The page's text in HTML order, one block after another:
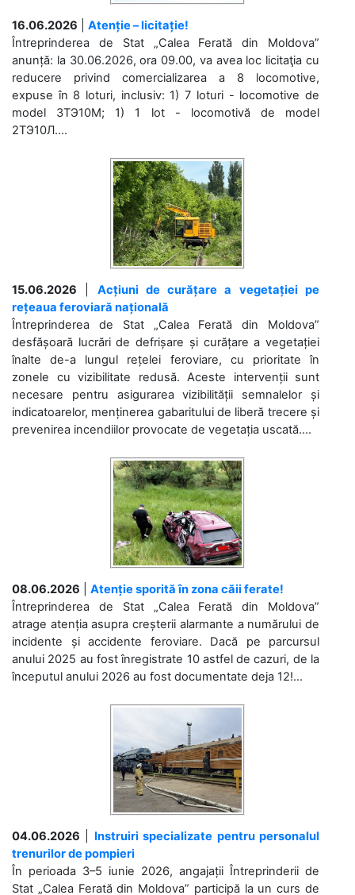
16.06.2026
Atenție – licitație!
Întreprinderea de Stat „Calea Ferată din Moldova”
anunță: la 30.06.2026, ora 09.00, va avea loc licitaţia cu
reducere privind comercializarea a 8 locomotive,
expuse în 8 loturi, inclusiv: 1) 7 loturi - locomotive de
model 3ТЭ10М; 1) 1 lot - locomotivă de model
2ТЭ10Л....
15.06.2026
Acțiuni de curățare a vegetației pe
rețeaua feroviară națională
Întreprinderea de Stat „Calea Ferată din Moldova”
desfășoară lucrări de defrișare și curățare a vegetației
înalte de-a lungul rețelei feroviare, cu prioritate în
zonele cu vizibilitate redusă. Aceste intervenții sunt
necesare pentru asigurarea vizibilității semnalelor și
indicatoarelor, menținerea gabaritului de liberă trecere și
prevenirea incendiilor provocate de vegetația uscată....
08.06.2026
Atenție sporită în zona căii ferate!
Întreprinderea de Stat „Calea Ferată din Moldova”
atrage atenția asupra creșterii alarmante a numărului de
incidente și accidente feroviare. Dacă pe parcursul
anului 2025 au fost înregistrate 10 astfel de cazuri, de la
începutul anului 2026 au fost documentate deja 12!...
04.06.2026
Instruiri specializate pentru personalul
trenurilor de pompieri
În perioada 3–5 iunie 2026, angajații Întreprinderii de
Stat „Calea Ferată din Moldova” participă la un curs de